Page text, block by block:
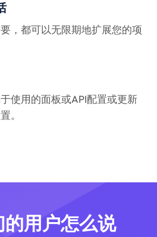
，都可以无限期地扩展您的项
使用的面板或API配置或更新
。
用户怎么说